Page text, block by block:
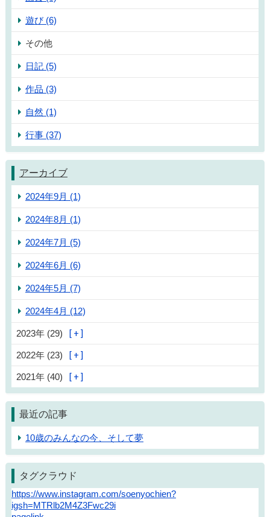
遊び (6)
その他
日記 (5)
作品 (3)
自然 (1)
行事 (37)
アーカイブ
2024年9月 (1)
2024年8月 (1)
2024年7月 (5)
2024年6月 (6)
2024年5月 (7)
2024年4月 (12)
2023年 (29)
2022年 (23)
2021年 (40)
最近の記事
10歳のみんなの今、そして夢
タグクラウド
https://www.instagram.com/soenyochien?
igsh=MTRlb2M4Z3Fwc29i